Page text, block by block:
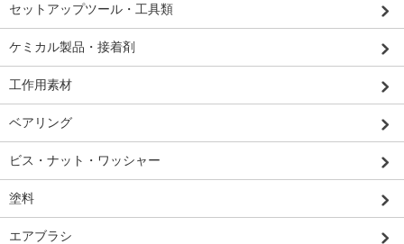
セットアップツール・工具類
ケミカル製品・接着剤
工作用素材
ベアリング
ビス・ナット・ワッシャー
塗料
エアブラシ